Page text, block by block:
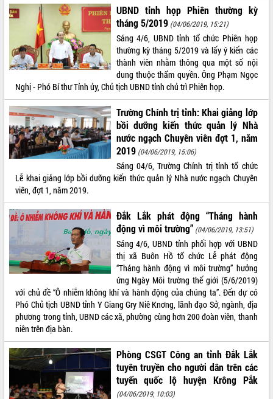
Lễ truy tặng danh hiệu “Bà Mẹ Việt
Nam Anh hùng” và trao Huân chương
Lao động
UBND tỉnh Đắk Lắk triển khai nhiệm
vụ 6 tháng cuối năm 2026
Kỳ họp thứ Hai, Hội đồng nhân dân
tỉnh khóa XI quyết nghị nhiều nội dung
quan trọng
Bí thư Tỉnh ủy Lương Nguyễn Minh
Triết thăm, tặng quà người có công với
cách mạng
Rà soát, hoàn thiện hệ thống thiết chế
phát triển mới
Thường trực HĐND tỉnh Đắk Lắk gặp
mặt Đoàn chuyên gia y tế TP. Hồ Chí
Minh
Lễ truy điệu và an táng hài cốt liệt sĩ
tại Nghĩa trang Liệt sĩ xã Sơn Hòa
Bàn giải pháp tháo gỡ khó khăn trong
xuất khẩu sầu riêng và triển khai quy
Thứ trưởng Bộ Nông nghiệp và Môi
trường Nguyễn Hoàng Hiệp khảo sát
vùng trồng và doanh nghiệp đóng gói
sầu riêng tại Đắk Lắk
Trình diễn nghệ thuật chế biến các
món ăn từ sầu riêng
Đắk Lắk công bố Quy hoạch và xúc
tiến đầu tư tỉnh
ALBUM ẢNH
LIÊN KẾT WEB
THỐNG KÊ TRUY CẬP
Hôm nay: 26916
Tất cả:
66112584
UBND tỉnh họp Phiên thường kỳ
tháng 5/2019 (04/06/2019, 15:21)
Sáng 4/6, UBND tỉnh tổ chức Phiên họp
thường kỳ tháng 5/2019 và lấy ý kiến các
thành viên nhằm thông qua một số nội
dung thuộc thẩm quyền. Ông Phạm Ngọc
Nghị - Phó Bí thư Tỉnh ủy, Chủ tịch UBND tỉnh chủ trì Phiên họp.
Trường Chính trị tỉnh: Khai giảng lớp
bồi dưỡng kiến thức quản lý Nhà
nước ngạch Chuyên viên đợt 1, năm
2019 (04/06/2019, 15:06)
Sáng 04/6, Trường Chính trị tỉnh tổ chức
Lễ khai giảng lớp bồi dưỡng kiến thức quản lý Nhà nước ngạch Chuyên
viên, đợt 1, năm 2019.
Đắk Lắk phát động “Tháng hành
động vì môi trường” (04/06/2019, 13:51)
Sáng 4/6, UBND tỉnh phối hợp với UBND
thị xã Buôn Hồ tổ chức Lễ phát động
“Tháng hành động vì môi trường” hưởng
ứng Ngày Môi trường thế giới (5/6/2019)
với chủ đề “Ô nhiễm không khí và hành động của chúng ta”. Đến dự có
Phó Chủ tịch UBND tỉnh Y Giang Gry Niê Knơng, lãnh đạo Sở, ngành, địa
phương trong tỉnh, UBND các xã, phường cùng hơn 200 đoàn viên, thanh
niên trên địa bàn.
Phòng CSGT Công an tỉnh Đắk Lắk
tuyên truyền cho người dân trên các
tuyến quốc lộ huyện Krông Pắk
(04/06/2019, 10:03)